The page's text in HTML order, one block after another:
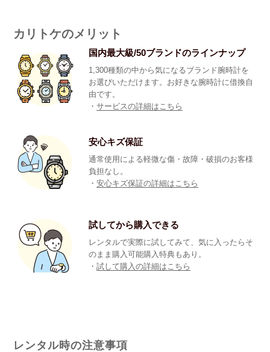
カリトケのメリット
国内最大級/50ブランドのラインナップ
1,300種類の中から気になるブランド腕時計を
お選びいただけます。お好きな腕時計に借換自
由です。
・サービスの詳細はこちら
安心キズ保証
通常使用による軽微な傷・故障・破損のお客様
負担なし。
・安心キズ保証の詳細はこちら
試してから購入できる
レンタルで実際に試してみて、気に入ったらそ
のまま購入可能購入特典もあり。
・試して購入の詳細はこちら
レンタル時の注意事項